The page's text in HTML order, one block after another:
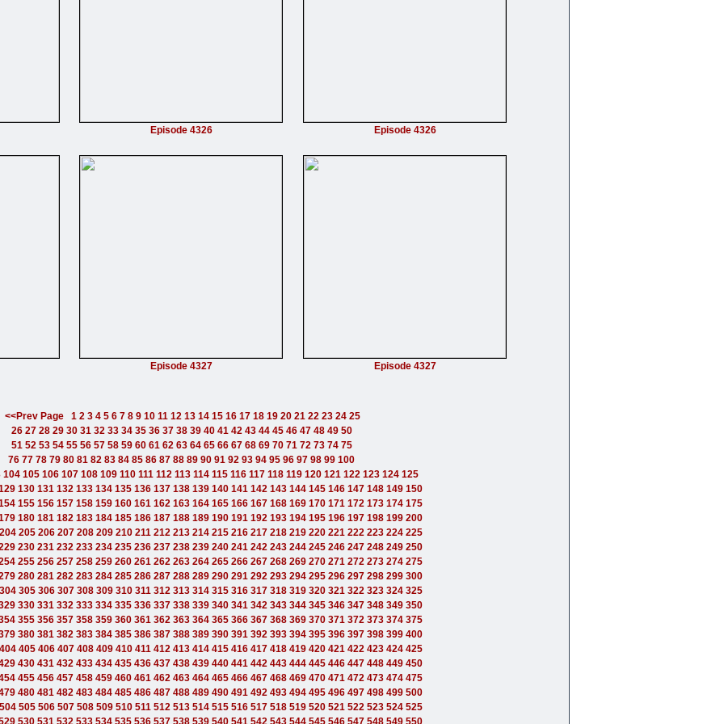
Episode 4326 Episode 4326
Episode 4327 Episode 4327
<<Prev Page 1 2 3 4 5 6 7 8 9 10 11 12 13 14 15 16 17 18 19 20 21 22 23 24 25
26 27 28 29 30 31 32 33 34 35 36 37 38 39 40 41 42 43 44 45 46 47 48 49 50
51 52 53 54 55 56 57 58 59 60 61 62 63 64 65 66 67 68 69 70 71 72 73 74 75
76 77 78 79 80 81 82 83 84 85 86 87 88 89 90 91 92 93 94 95 96 97 98 99 100
104 105 106 107 108 109 110 111 112 113 114 115 116 117 118 119 120 121 122 123 124 125
130 131 132 133 134 135 136 137 138 139 140 141 142 143 144 145 146 147 148 149 150
155 156 157 158 159 160 161 162 163 164 165 166 167 168 169 170 171 172 173 174 175
180 181 182 183 184 185 186 187 188 189 190 191 192 193 194 195 196 197 198 199 200
205 206 207 208 209 210 211 212 213 214 215 216 217 218 219 220 221 222 223 224 225
230 231 232 233 234 235 236 237 238 239 240 241 242 243 244 245 246 247 248 249 250
255 256 257 258 259 260 261 262 263 264 265 266 267 268 269 270 271 272 273 274 275
280 281 282 283 284 285 286 287 288 289 290 291 292 293 294 295 296 297 298 299 300
305 306 307 308 309 310 311 312 313 314 315 316 317 318 319 320 321 322 323 324 325
330 331 332 333 334 335 336 337 338 339 340 341 342 343 344 345 346 347 348 349 350
355 356 357 358 359 360 361 362 363 364 365 366 367 368 369 370 371 372 373 374 375
380 381 382 383 384 385 386 387 388 389 390 391 392 393 394 395 396 397 398 399 400
405 406 407 408 409 410 411 412 413 414 415 416 417 418 419 420 421 422 423 424 425
430 431 432 433 434 435 436 437 438 439 440 441 442 443 444 445 446 447 448 449 450
455 456 457 458 459 460 461 462 463 464 465 466 467 468 469 470 471 472 473 474 475
480 481 482 483 484 485 486 487 488 489 490 491 492 493 494 495 496 497 498 499 500
505 506 507 508 509 510 511 512 513 514 515 516 517 518 519 520 521 522 523 524 525
530 531 532 533 534 535 536 537 538 539 540 541 542 543 544 545 546 547 548 549 550